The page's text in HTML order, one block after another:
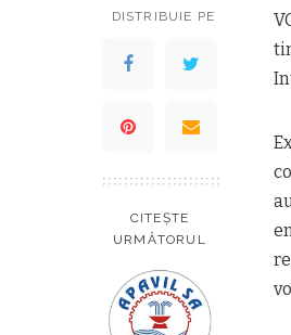
DISTRIBUIE PE
CITEȘTE
URMĂTORUL